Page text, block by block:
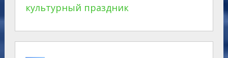
культурный праздник